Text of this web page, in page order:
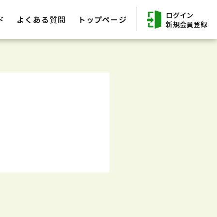
よくある質問 トップページ
ログイン
新規会員登録